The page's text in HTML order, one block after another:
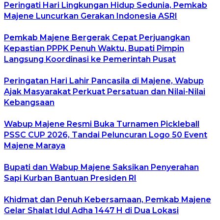
Peringati Hari Lingkungan Hidup Sedunia, Pemkab
Majene Luncurkan Gerakan Indonesia ASRI
Pemkab Majene Bergerak Cepat Perjuangkan
Kepastian PPPK Penuh Waktu, Bupati Pimpin
Langsung Koordinasi ke Pemerintah Pusat
Peringatan Hari Lahir Pancasila di Majene, Wabup
Ajak Masyarakat Perkuat Persatuan dan Nilai-Nilai
Kebangsaan
Wabup Majene Resmi Buka Turnamen Pickleball
PSSC CUP 2026, Tandai Peluncuran Logo 50 Event
Majene Maraya
Bupati dan Wabup Majene Saksikan Penyerahan
Sapi Kurban Bantuan Presiden RI
Khidmat dan Penuh Kebersamaan, Pemkab Majene
Gelar Shalat Idul Adha 1447 H di Dua Lokasi